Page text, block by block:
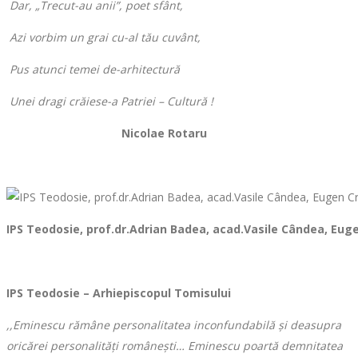
Dar, „Trecut-au anii”, poet sfânt,
Azi vorbim un grai cu-al tău cuvânt,
Pus atunci temei de-arhitectură
Unei dragi crăiese-a Patriei – Cultură !
Nicolae Rotaru
IPS Teodosie, prof.dr.Adrian Badea, acad.Vasile Cândea,
IPS Teodosie – Arhiepiscopul Tomisului
,,Eminescu rămâne personalitatea inconfundabilă și deasupra
oricărei personalități românești… Eminescu poartă demnitatea